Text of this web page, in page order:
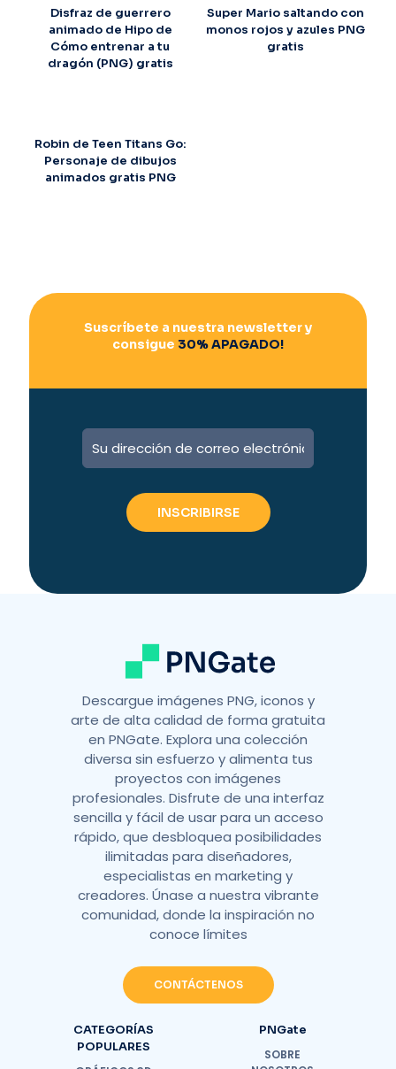
Disfraz de guerrero
animado de Hipo de
Cómo entrenar a tu
dragón (PNG) gratis
Super Mario saltando con
monos rojos y azules PNG
gratis
Robin de Teen Titans Go:
Personaje de dibujos
animados gratis PNG
Suscríbete a nuestra newsletter y
consigue 30% APAGADO!
Descargue imágenes PNG, iconos y
arte de alta calidad de forma gratuita
en PNGate. Explora una colección
diversa sin esfuerzo y alimenta tus
proyectos con imágenes
profesionales. Disfrute de una interfaz
sencilla y fácil de usar para un acceso
rápido, que desbloquea posibilidades
ilimitadas para diseñadores,
especialistas en marketing y
creadores. Únase a nuestra vibrante
comunidad, donde la inspiración no
conoce límites
CONTÁCTENOS
CATEGORÍAS
POPULARES
PNGate
SOBRE